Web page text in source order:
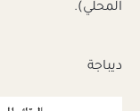
المحلي).
ديباجة